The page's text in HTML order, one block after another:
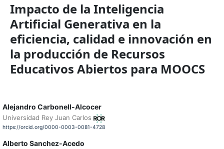
Impacto de la Inteligencia
Artificial Generativa en la
eficiencia, calidad e innovación en
la producción de Recursos
Educativos Abiertos para MOOCS
Alejandro Carbonell-Alcocer
Universidad Rey Juan Carlos
https://orcid.org/0000-0003-0081-4728
Alberto Sanchez-Acedo